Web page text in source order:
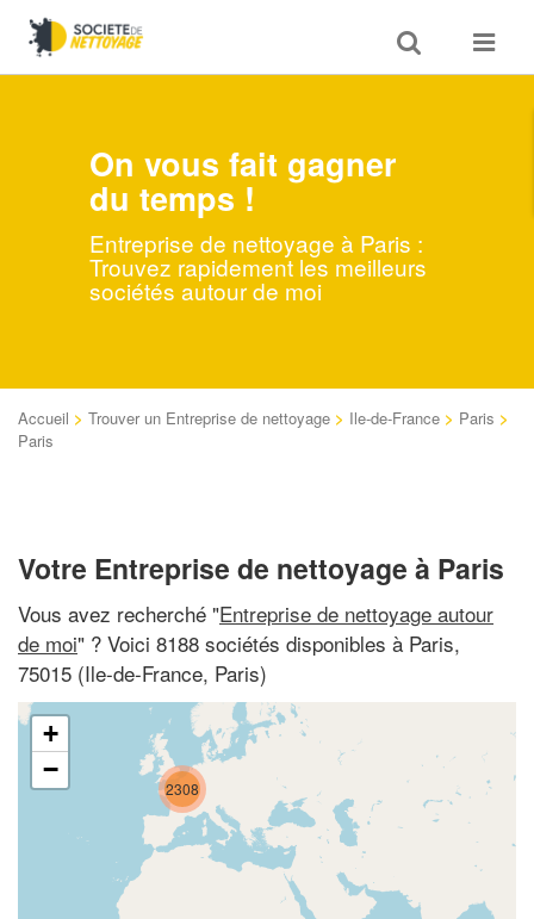
Toggle
search
Toggle
On vous fait gagner
du temps !
Entreprise de nettoyage à Paris :
Trouvez rapidement les meilleurs
sociétés autour de moi
Accueil > Trouver un Entreprise de nettoyage > Ile-de-France > Paris >
Paris
Votre Entreprise de nettoyage à Paris
Vous avez recherché "Entreprise de nettoyage autour
de moi" ? Voici 8188 sociétés disponibles à Paris,
75015 (Ile-de-France, Paris)
2308
+
−